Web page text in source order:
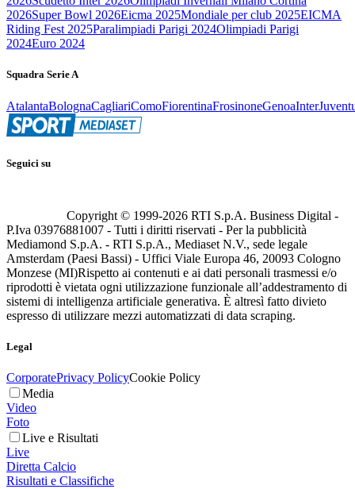
2026Super Bowl 2026Eicma 2025Mondiale per club 2025EICMA
Riding Fest 2025Paralimpiadi Parigi 2024Olimpiadi Parigi
2024Euro 2024
Squadra Serie A
AtalantaBolognaCagliariComoFiorentinaFrosinoneGenoaInter
Seguici su
Copyright © 1999-2026 RTI S.p.A. Business Digital -
P.Iva 03976881007 - Tutti i diritti riservati - Per la pubblicità
Mediamond S.p.A. - RTI S.p.A., Mediaset N.V., sede legale
Amsterdam (Paesi Bassi) - Uffici Viale Europa 46, 20093 Cologno
Monzese (MI)Rispetto ai contenuti e ai dati personali trasmessi e/o
riprodotti è vietata ogni utilizzazione funzionale all’addestramento di
sistemi di intelligenza artificiale generativa. È altresì fatto divieto
espresso di utilizzare mezzi automatizzati di data scraping.
Legal
CorporatePrivacy PolicyCookie Policy
Media
Video
Foto
Live e Risultati
Live
Diretta Calcio
Risultati e Classifiche